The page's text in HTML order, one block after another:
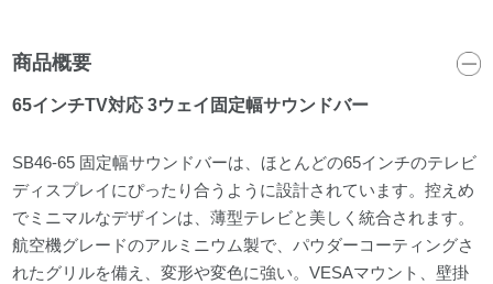
商品概要
65インチTV対応 3ウェイ固定幅サウンドバー
SB46-65 固定幅サウンドバーは、ほとんどの65インチのテレビ
ディスプレイにぴったり合うように設計されています。控えめ
でミニマルなデザインは、薄型テレビと美しく統合されます。
航空機グレードのアルミニウム製で、パウダーコーティングさ
れたグリルを備え、変形や変色に強い。VESAマウント、壁掛